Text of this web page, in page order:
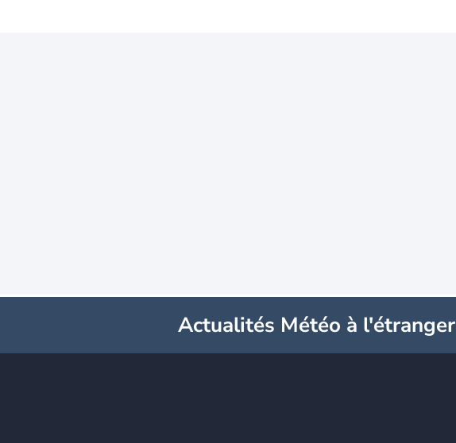
Actualités Météo à l'étranger